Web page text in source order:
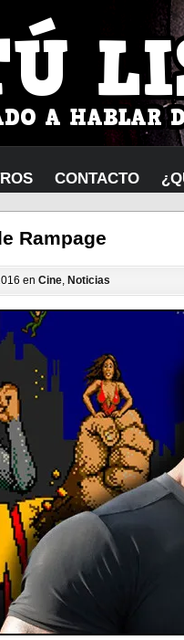
CONTACTO
Rampage
en Cine, Noticias